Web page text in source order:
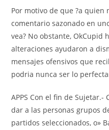
Por motivo de que ?a quien
comentario sazonado en
vea? No obstante, OkCupid
alteraciones ayudaron a
mensajes ofensivos que
podria nunca ser lo
APPS Con el fin de Sujetar.-
dar a las personas grupos
partidos seleccionados, o»